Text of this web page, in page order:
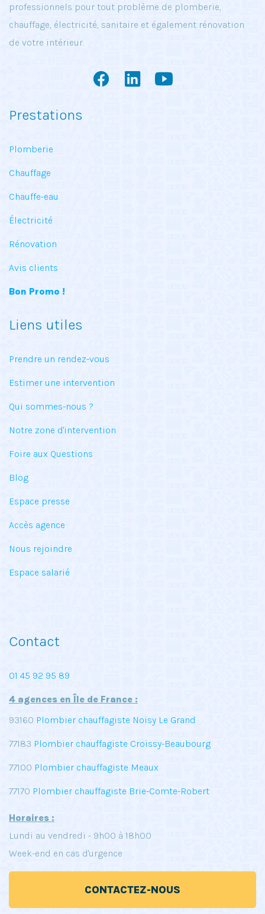
professionnels pour tout problème de plomberie,
chauffage, électricité, sanitaire et également rénovation
de votre intérieur.
Prestations
Plomberie
Chauffage
Chauffe-eau
Électricité
Rénovation
Avis clients
Bon Promo !
Liens utiles
Prendre un rendez-vous
Estimer une intervention
Qui sommes-nous ?
Notre zone d'intervention
Foire aux Questions
Blog
Espace presse
Accès agence
Nous rejoindre
Espace salarié
Contact
01 45 92 95 89
4 agences en Île de France :
93160 Plombier chauffagiste Noisy Le Grand
77183 Plombier chauffagiste Croissy-Beaubourg
77100 Plombier chauffagiste Meaux
77170 Plombier chauffagiste Brie-Comte-Robert
Horaires :
Lundi au vendredi - 9h00 à 18h00
Week-end en cas d'urgence
CONTACTEZ-NOUS